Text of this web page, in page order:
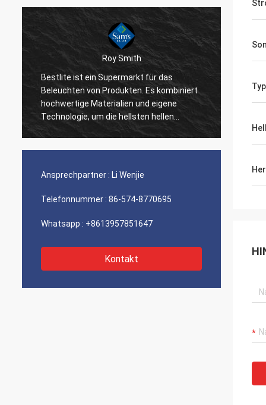
Roy Smith
Bestlite ist ein Supermarkt für das
Beleuchten von Produkten. Es kombiniert
hochwertige Materialien und eigene
Technologie, um die hellsten hellen
Produkte auf dem Markt herzustellen.
bearbeiten. Ich bin wir fortfahre,
erfolgreich zu sein in der Zukunft
von
Ihres
Ansprechpartner : Li Wenjie
Telefonnummer : 86-574-8770695
Whatsapp : +8613957851647
Kontakt